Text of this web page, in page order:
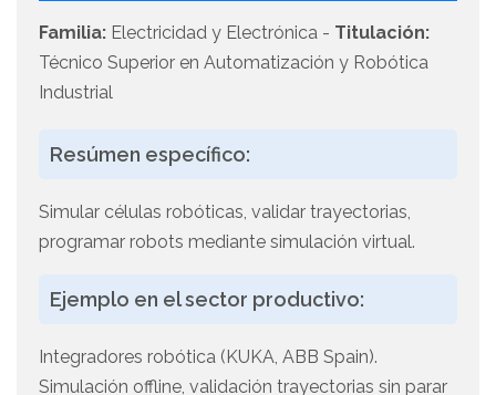
Familia: Electricidad y Electrónica - Titulación:
Técnico Superior en Automatización y Robótica
Industrial
Resúmen específico:
Simular células robóticas, validar trayectorias,
programar robots mediante simulación virtual.
Ejemplo en el sector productivo:
Integradores robótica (KUKA, ABB Spain).
Simulación offline, validación trayectorias sin parar